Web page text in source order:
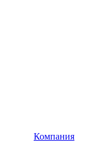
Компания